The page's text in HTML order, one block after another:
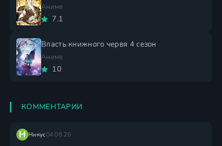
Аниме
7.1
Власть книжного червя 4 сезон
Аниме
10
КОММЕНТАРИИ
Н Никус04.08.26